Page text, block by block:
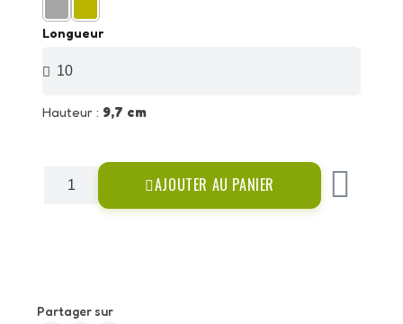
Longueur
Hauteur : 9,7 cm
AJOUTER AU PANIER
Partager sur